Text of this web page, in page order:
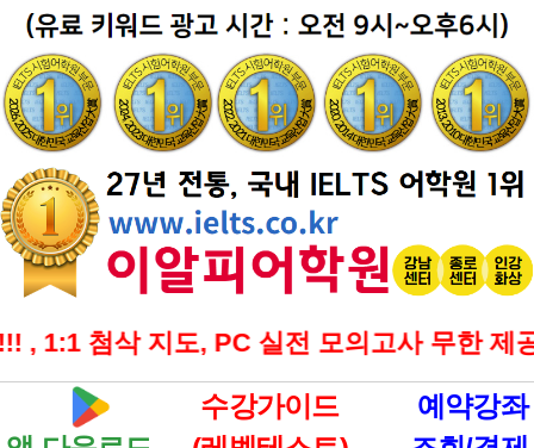
, PC 실전 모의고사 무한 제공, 국내 1
수강가이드
예약강좌